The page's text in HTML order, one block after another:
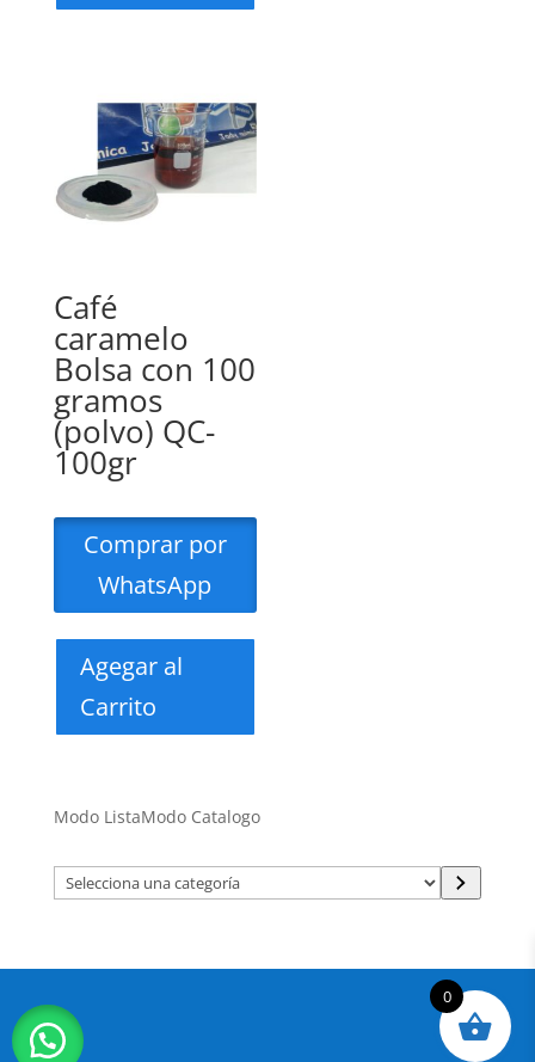
Café
caramelo
Bolsa con 100
gramos
(polvo) QC-
100gr
Comprar por
WhatsApp
Agegar al
Carrito
Modo ListaModo Catalogo
Selecciona
una
0